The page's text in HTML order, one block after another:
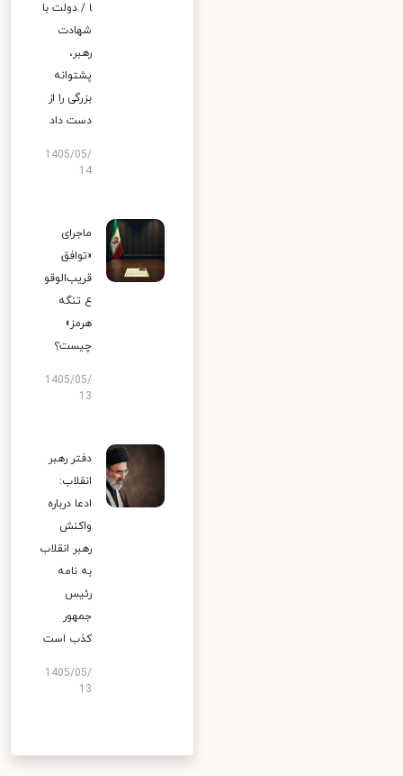
ا / دولت با
شهادت
رهبر،
پشتوانه
بزرگی را از
دست داد
1405/05/
14
ماجرای
«توافق
قریب‌الوقو
ع تنگه
هرمز»
چیست؟
1405/05/
13
دفتر رهبر
انقلاب:
ادعا درباره
واکنش
رهبر انقلاب
به نامه
رئیس
جمهور
کذب است
1405/05/
13